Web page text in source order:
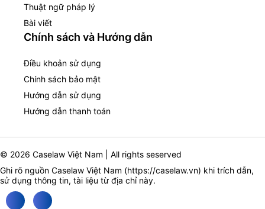
Thuật ngữ pháp lý
Bài viết
Chính sách và Hướng dẫn
Điều khoản sử dụng
Chính sách bảo mật
Hướng dẫn sử dụng
Hướng dẫn thanh toán
© 2026 Caselaw Việt Nam | All rights seserved
Ghi rõ nguồn Caselaw Việt Nam (https://caselaw.vn) khi trích dẫn,
sử dụng thông tin, tài liệu từ địa chỉ này.